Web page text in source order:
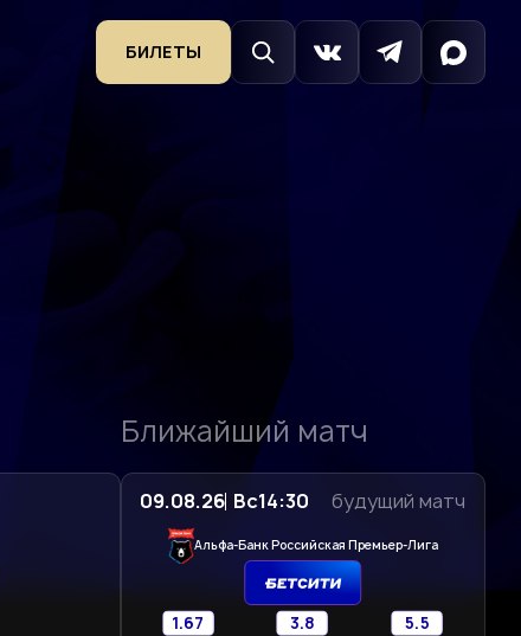
БИЛЕТЫ
Ближайший матч
09.08.26 Вс14:30 будущий матч
Альфа-Банк Российская Премьер-Лига
1.67 3.8 5.5